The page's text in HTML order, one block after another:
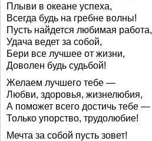
Плыви в океане успеха,
Всегда будь на гребне волны!
Пусть найдется любимая работа,
Удача ведет за собой,
Бери все лучшее от жизни,
Доволен будь судьбой!
Желаем лучшего тебе —
Любви, здоровья, жизнелюбия,
А поможет всего достичь тебе —
Только упорство, трудолюбие!
Мечта за собой пусть зовет!